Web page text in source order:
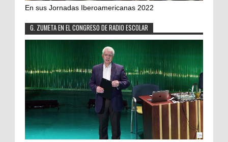
En sus Jornadas Iberoamericanas 2022
G. ZUMETA EN EL CONGRESO DE RADIO ESCOLAR